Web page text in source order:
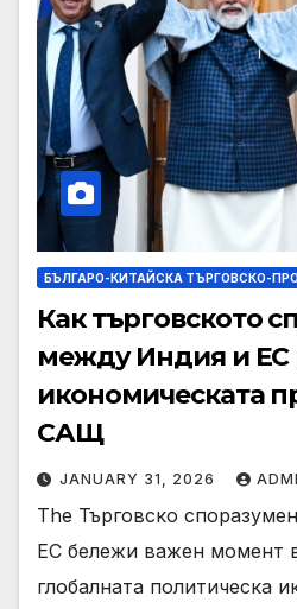
БЪЛГАРО-КИТАЙСКА ТЪРГОВСКО-
Как търговското
между Индия и ЕС
икономическата
САЩ
JANUARY 31, 2026
The Търговско
ЕС бележи важен момент
глобалната политическа